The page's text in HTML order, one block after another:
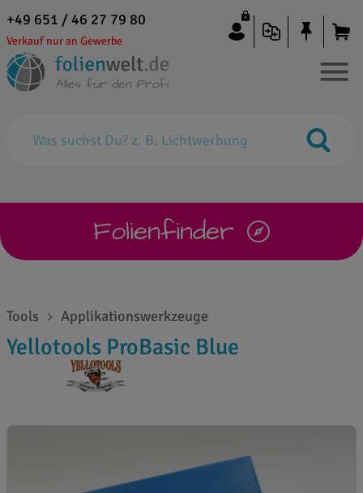
+49 651 / 46 27 79 80
Verkauf nur an Gewerbe
Folienfinder
Tools Applikationswerkzeuge
Yellotools ProBasic Blue